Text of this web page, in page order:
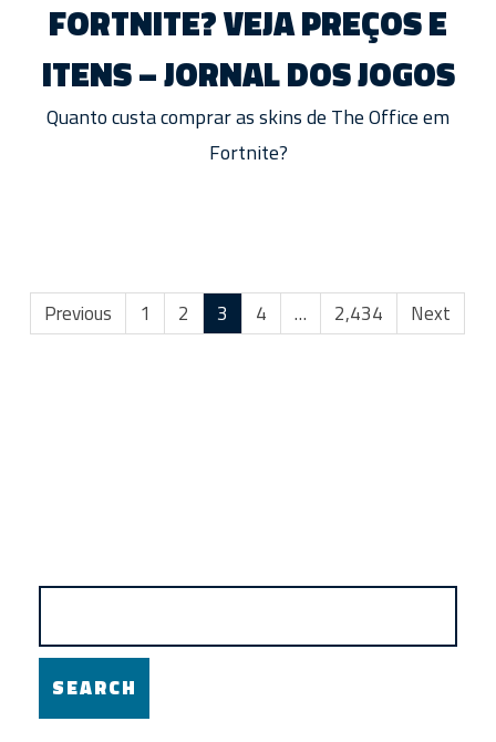
FORTNITE? VEJA PREÇOS E
ITENS – JORNAL DOS JOGOS
Quanto custa comprar as skins de The Office em
Fortnite?
Previous 1 2 3 4 … 2,434 Next